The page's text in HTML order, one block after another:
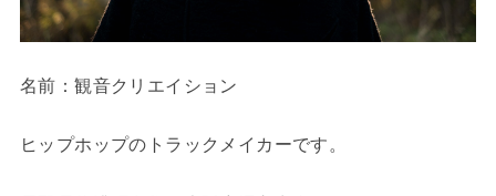
名前：観音クリエイション
ヒップホップのトラックメイカーです。